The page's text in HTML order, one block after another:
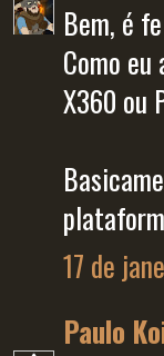
Bem, é
Como
X360 ou
17 de
Paulo